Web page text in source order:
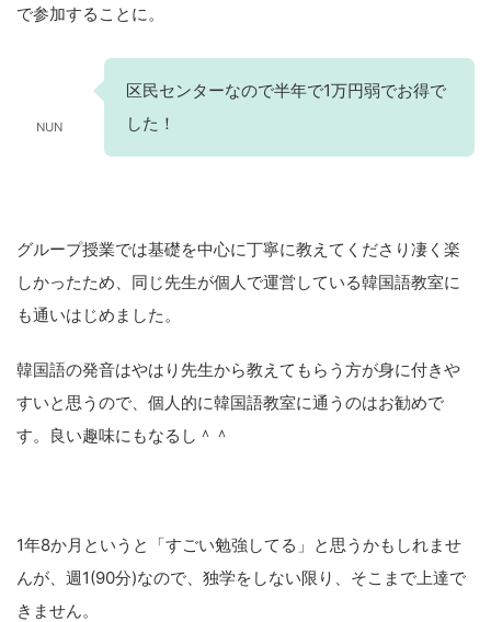
で参加することに。
NUN
区民センターなので半年で1万円弱でお得で
した！
グループ授業では基礎を中心に丁寧に教えてくださり凄く楽
しかったため、同じ先生が個人で運営している韓国語教室に
も通いはじめました。
韓国語の発音はやはり先生から教えてもらう方が身に付きや
すいと思うので、個人的に韓国語教室に通うのはお勧めで
す。良い趣味にもなるし＾＾
1年8か月というと「すごい勉強してる」と思うかもしれませ
んが、週1(90分)なので、独学をしない限り、そこまで上達で
きません。